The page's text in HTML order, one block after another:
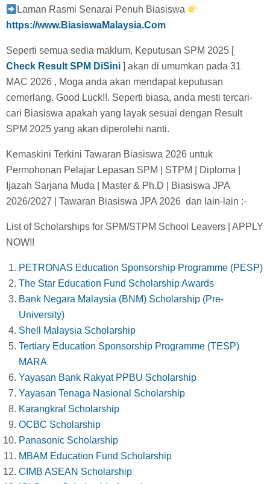
Laman Rasmi Senarai Penuh Biasiswa
https://www.BiasiswaMalaysia.Com
Seperti semua sedia maklum, Keputusan SPM 2025 [
Check Result SPM DiSini ] akan di umumkan pada 31
MAC 2026 , Moga anda akan mendapat keputusan
cemerlang. Good Luck!!. Seperti biasa, anda mesti tercari-
cari Biasiswa apakah yang layak sesuai dengan Result
SPM 2025 yang akan diperolehi nanti.
Kemaskini Terkini Tawaran Biasiswa 2026 untuk
Permohonan Pelajar Lepasan SPM | STPM | Diploma |
Ijazah Sarjana Muda | Master & Ph.D | Biasiswa JPA
2026/2027 | Tawaran Biasiswa JPA 2026 dan lain-lain :-
List of Scholarships for SPM/STPM School Leavers | APPLY
NOW!!
PETRONAS Education Sponsorship Programme (PESP)
The Star Education Fund Scholarship Awards
Bank Negara Malaysia (BNM) Scholarship (Pre-
University)
Shell Malaysia Scholarship
Tertiary Education Sponsorship Programme (TESP)
MARA
Yayasan Bank Rakyat PPBU Scholarship
Yayasan Tenaga Nasional Scholarship
Karangkraf Scholarship
OCBC Scholarship
Panasonic Scholarship
MBAM Education Fund Scholarship
CIMB ASEAN Scholarship